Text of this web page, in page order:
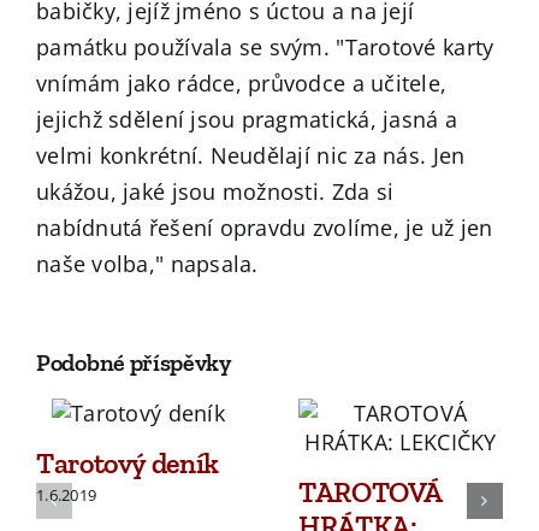
babičky, jejíž jméno s úctou a na její
památku používala se svým. "Tarotové karty
vnímám jako rádce, průvodce a učitele,
jejichž sdělení jsou pragmatická, jasná a
velmi konkrétní. Neudělají nic za nás. Jen
ukážou, jaké jsou možnosti. Zda si
nabídnutá řešení opravdu zvolíme, je už jen
naše volba," napsala.
Podobné příspěvky
Tarotový deník
1.6.2019
TAROTOVÁ